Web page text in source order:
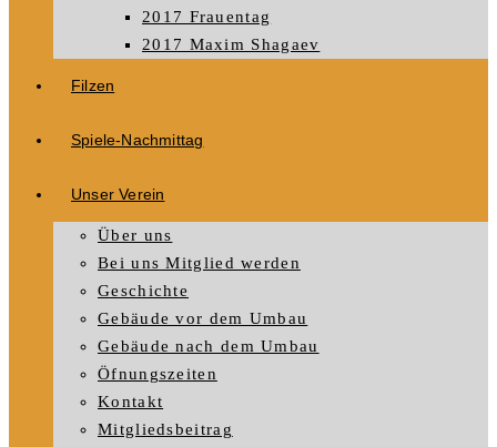
2017 Frauentag
2017 Maxim Shagaev
Filzen
Spiele-Nachmittag
Unser Verein
Über uns
Bei uns Mitglied werden
Geschichte
Gebäude vor dem Umbau
Gebäude nach dem Umbau
Öfnungszeiten
Kontakt
Mitgliedsbeitrag